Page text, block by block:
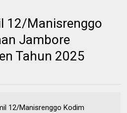
12/Manisrenggo
Jambore
Tahun 2025
12/Manisrenggo Kodim